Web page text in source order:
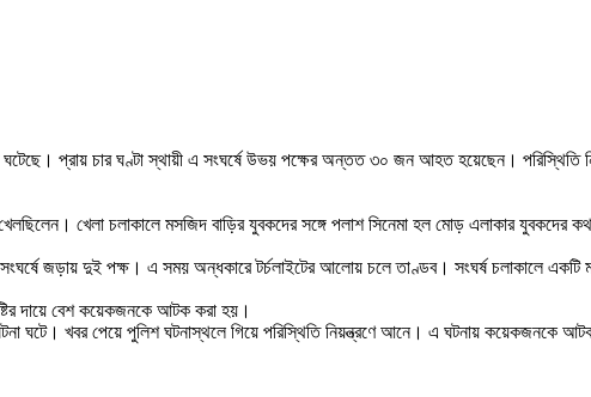
ঘটেছে। প্রায় চার ঘণ্টা স্থায়ী এ সংঘর্ষে উভয় পক্ষের অন্তত ৩০ জন আহত হয়েছেন।
খেলা চলাকালে মসজিদ বাড়ির যুবকদের সঙ্গে পলাশ সিনেমা হল মোড় এলাকার যুবকদের
জড়ায় দুই পক্ষ। এ সময় অন্ধকারে টর্চলাইটের আলোয় চলে তাণ্ডব। সংঘর্ষ চলাকালে
দায়ে বেশ কয়েকজনকে আটক করা হয়।
ঘটে। খবর পেয়ে পুলিশ ঘটনাস্থলে গিয়ে পরিস্থিতি নিয়ন্ত্রণে আনে। এ ঘটনায় কয়েকজনকে